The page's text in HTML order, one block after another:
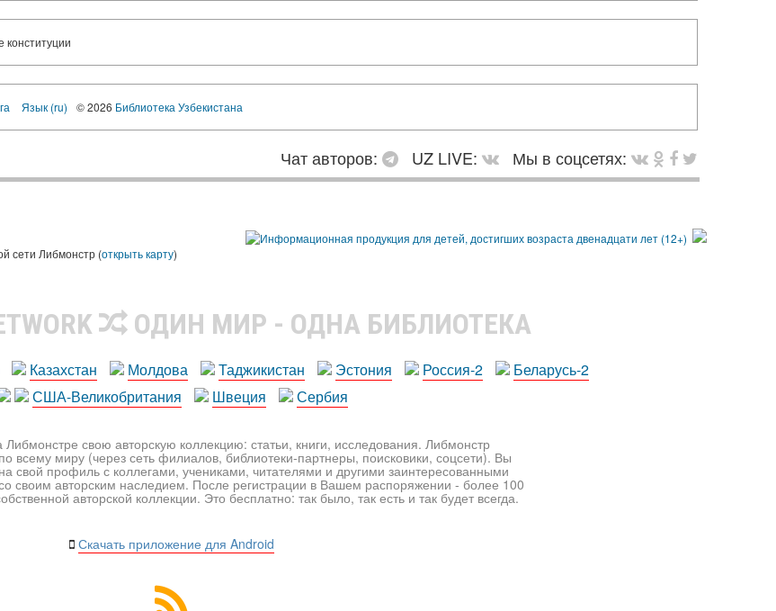
конституции
Язык (ru) © 2026 Библиотека Узбекистана
Чат авторов: UZ LIVE:
Мы в соцсетях:
сети Либмонстр (открыть карту)
ОДИН МИР - ОДНА БИБЛИОТЕКА
Казахстан Молдова Таджикистан Эстония Россия-2
Беларусь-2
США-Великобритания
Швеция Сербия
свою авторскую коллекцию: статьи, книги, исследования. Либмонстр
всему миру (через сеть филиалов, библиотеки-партнеры, поисковики, соцсети). Вы
свой профиль с коллегами, учениками, читателями и другими заинтересованными
своим авторским наследием. После регистрации в Вашем распоряжении - более 100
авторской коллекции. Это бесплатно: так было, так есть и так будет всегда.
Скачать приложение для Android